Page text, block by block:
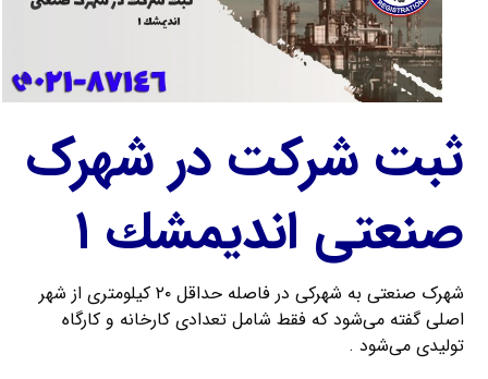
ثبت شرکت در شهرک
صنعتی انديمشك ۱
شهرک صنعتی به شهرکی در فاصله حداقل ۲۰ کیلومتری از شهر
اصلی گفته می‌شود که فقط شامل تعدادی کارخانه و کارگاه
تولیدی می‌شود .